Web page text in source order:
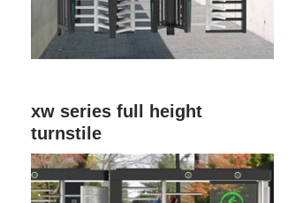
xw series full height
turnstile